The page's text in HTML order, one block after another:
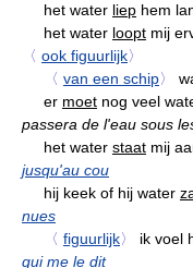
het water liep hem
het water loopt mij
〈 ook figuurlijk〉
〈 van een schip〉
er moet nog veel
passera de l'eau sous
het water staat mij
jusqu'au cou
hij keek of hij water
nues
〈 figuurlijk〉 ik voel
qui me le dit